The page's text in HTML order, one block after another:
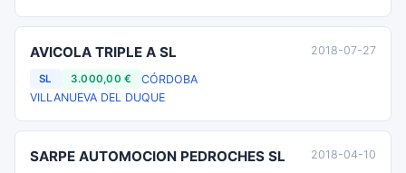
AVICOLA TRIPLE A SL
SL 3.000,00 €
CÓRDOBA
VILLANUEVA DEL DUQUE
2018-07-27
SARPE AUTOMOCION PEDROCHES SL 2018-04-10